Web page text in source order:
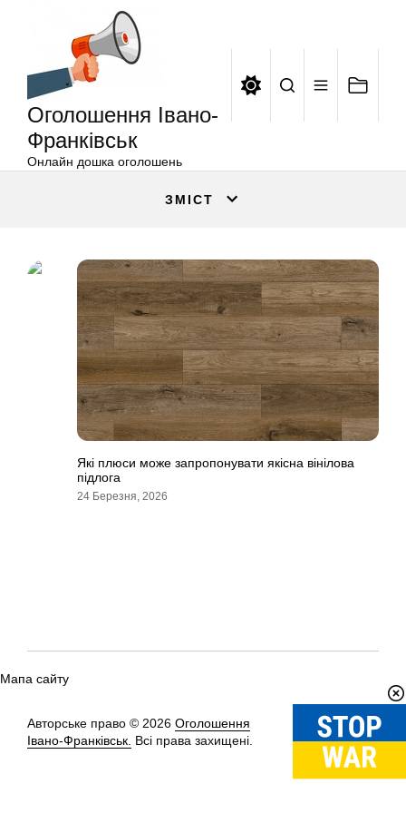
Оголошення Івано-
Франківськ
Онлайн дошка оголошень
ЗМІСТ
Які плюси може запропонувати якісна вінілова
підлога
24 Березня, 2026
Мапа сайту
Авторське право © 2026 Оголошення
Івано-Франківськ. Всі права захищені.
Вгору↑